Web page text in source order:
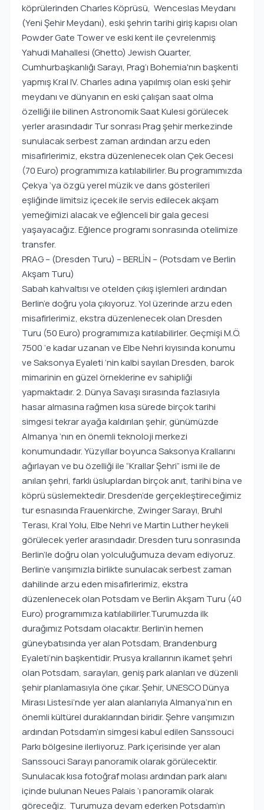
köprülerinden Charles Köprüsü, Wenceslas Meydanı
(Yeni Şehir Meydanı), eski şehrin tarihi giriş kapısı olan
Powder Gate Tower ve eski kent ile çevrelenmiş
Yahudi Mahallesi (Ghetto) Jewish Quarter,
Cumhurbaşkanlığı Sarayı, Prag’ı Bohemia'nın başkenti
yapmış Kral IV. Charles adına yapılmış olan eski şehir
meydanı ve dünyanın en eski çalışan saat olma
özelliği ile bilinen Astronomik Saat Kulesi görülecek
yerler arasındadır Tur sonrası Prag şehir merkezinde
sunulacak serbest zaman ardından arzu eden
misafirlerimiz, ekstra düzenlenecek olan Çek Gecesi
(70 Euro) programımıza katılabilirler. Bu programımızda
Çekya ‘ya özgü yerel müzik ve dans gösterileri
eşliğinde limitsiz içecek ile servis edilecek akşam
yemeğimizi alacak ve eğlenceli bir gala gecesi
yaşayacağız. Eğlence programı sonrasında otelimize
transfer.
PRAG – (Dresden Turu) – BERLİN – (Potsdam ve Berlin
Akşam Turu)
Sabah kahvaltısı ve otelden çıkış işlemleri ardından
Berlin’e doğru yola çıkıyoruz. Yol üzerinde arzu eden
misafirlerimiz, ekstra düzenlenecek olan Dresden
Turu (50 Euro) programımıza katılabilirler. Geçmişi M.Ö.
7500 ‘e kadar uzanan ve Elbe Nehri kıyısında konumu
ve Saksonya Eyaleti ‘nin kalbi sayılan Dresden, barok
mimarinin en güzel örneklerine ev sahipliği
yapmaktadır. 2. Dünya Savaşı sırasında fazlasıyla
hasar almasına rağmen kısa sürede birçok tarihi
simgesi tekrar ayağa kaldırılan şehir, günümüzde
Almanya ‘nın en önemli teknoloji merkezi
konumundadır. Yüzyıllar boyunca Saksonya Krallarını
ağırlayan ve bu özelliği ile “Krallar Şehri” ismi ile de
anılan şehri, farklı üsluplardan birçok anıt, tarihi bina ve
köprü süslemektedir. Dresden’de gerçekleştireceğimiz
tur esnasında Frauenkirche, Zwinger Sarayı, Bruhl
Terası, Kral Yolu, Elbe Nehri ve Martin Luther heykeli
görülecek yerler arasındadır. Dresden turu sonrasında
Berlin’le doğru olan yolculuğumuza devam ediyoruz.
Berlin’e varışımızla birlikte sunulacak serbest zaman
dahilinde arzu eden misafirlerimiz, ekstra
düzenlenecek olan Potsdam ve Berlin Akşam Turu (40
Euro) programımıza katılabilirler.Turumuzda ilk
durağımız Potsdam olacaktır. Berlin’in hemen
güneybatısında yer alan Potsdam, Brandenburg
Eyaleti’nin başkentidir. Prusya krallarının ikamet şehri
olan Potsdam, sarayları, geniş park alanları ve düzenli
şehir planlamasıyla öne çıkar. Şehir, UNESCO Dünya
Mirası Listesi’nde yer alan alanlarıyla Almanya’nın en
önemli kültürel duraklarından biridir. Şehre varışımızın
ardından Potsdam’ın simgesi kabul edilen Sanssouci
Parkı bölgesine ilerliyoruz. Park içerisinde yer alan
Sanssouci Sarayı panoramik olarak görülecektir.
Sunulacak kısa fotoğraf molası ardından park alanı
içinde bulunan Neues Palais ‘ı panoramik olarak
göreceğiz. Turumuza devam ederken Potsdam’ın